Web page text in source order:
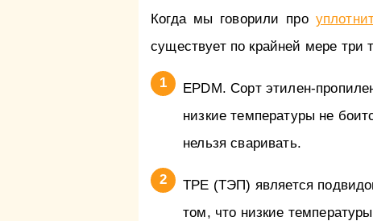
Когда мы говорили про
существует по крайней мере
EPDM. Сорт этилен-
низкие температуры не
нельзя сваривать.
TPE (ТЭП) является
том, что низкие